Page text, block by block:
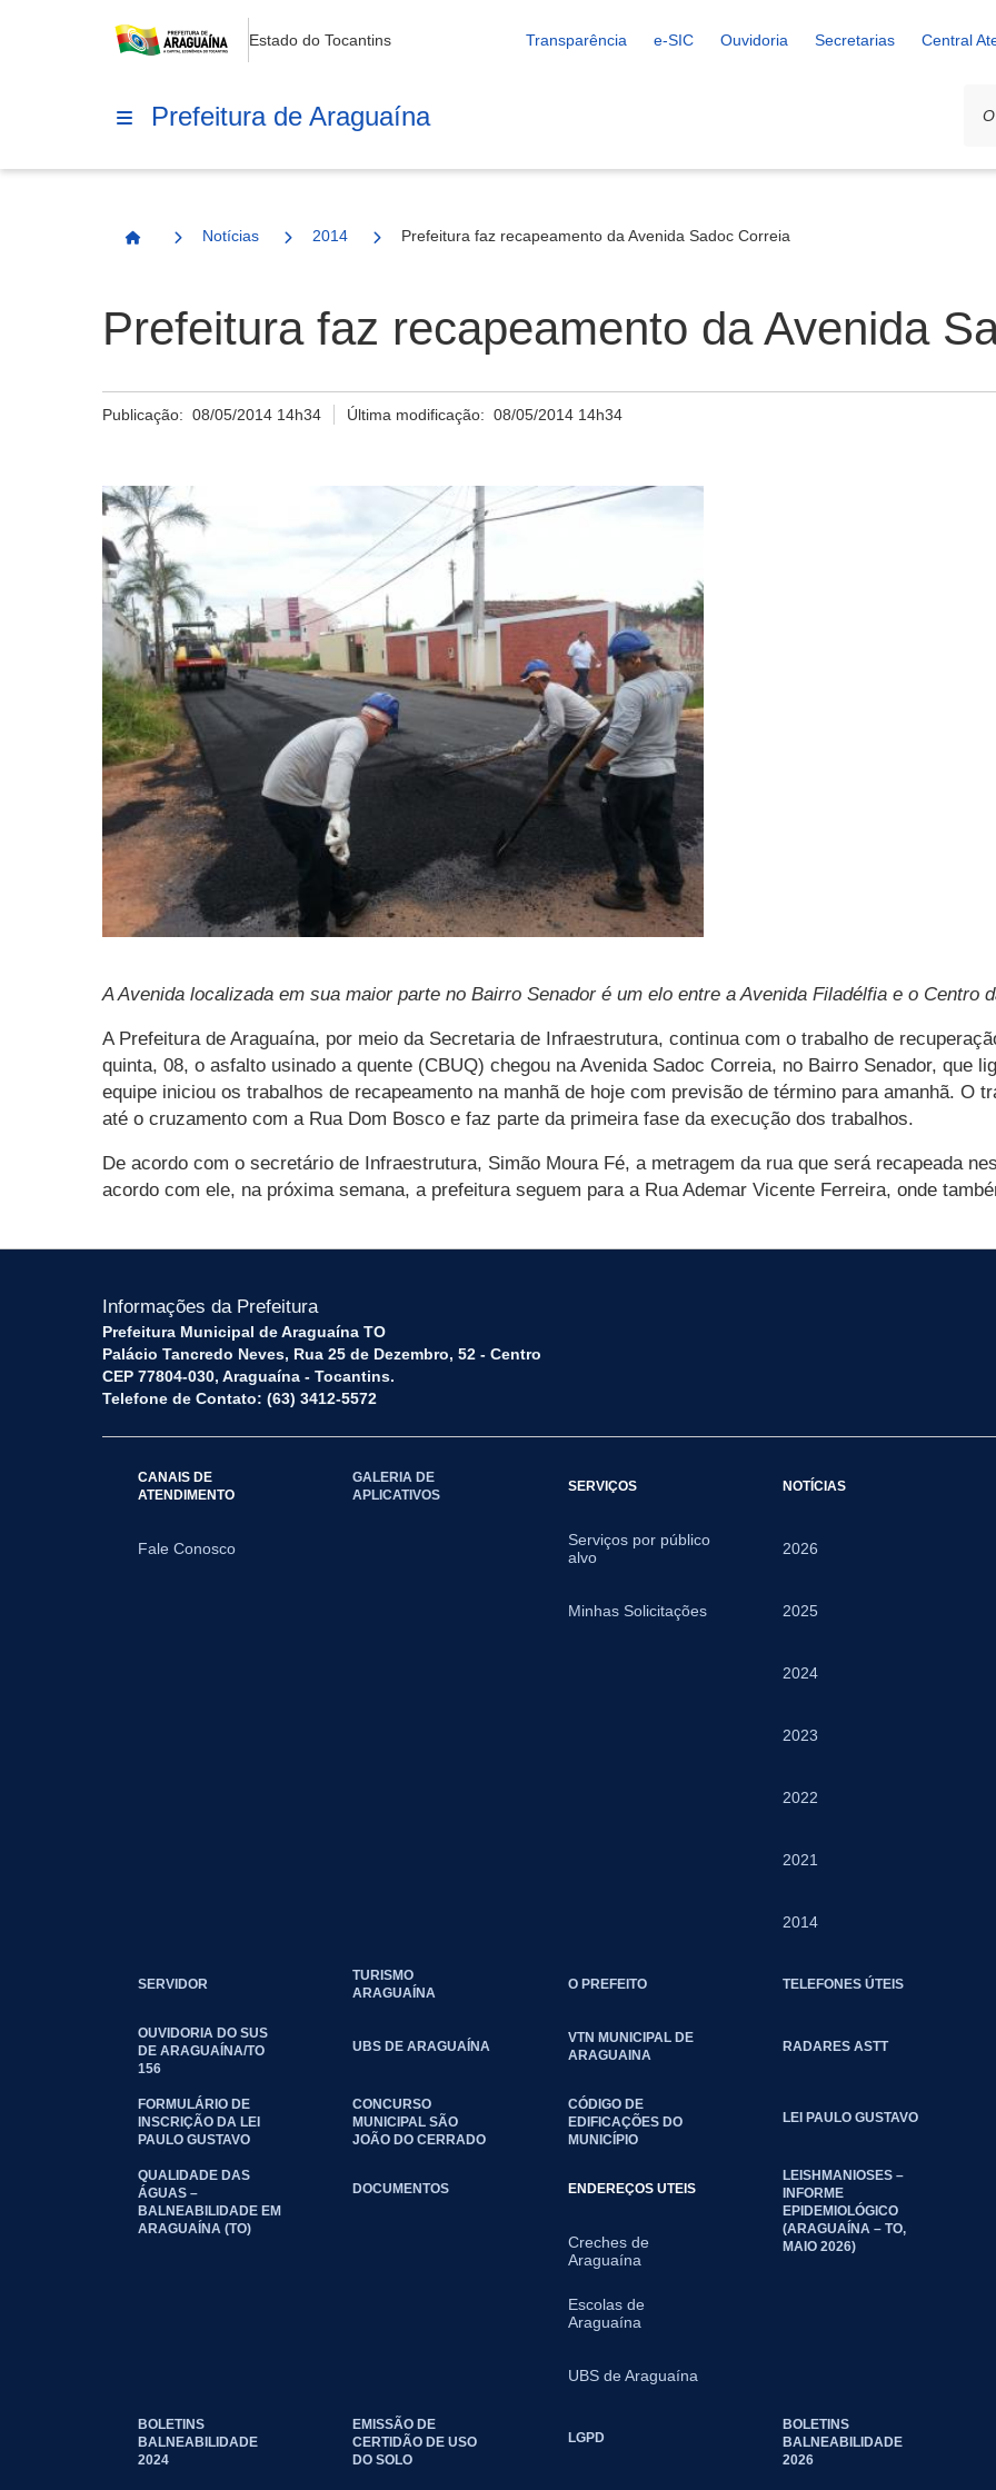
Estado do Tocantins Transparência e-SIC Ouvidoria Secretarias Central
Prefeitura de Araguaína
Página Inicial
Notícias 2014 Prefeitura faz recapeamento da Avenida Sadoc Correia
Prefeitura faz recapeamento da Avenida
Publicação: 08/05/2014 14h34 Última modificação:08/05/2014 14h34
A Avenida localizada em sua maior parte no Bairro Senador é um elo entre a Avenida Filadélfia e o Centro
A Prefeitura de Araguaína, por meio da Secretaria de Infraestrutura, continua com o trabalho de
quinta, 08, o asfalto usinado a quente (CBUQ) chegou na Avenida Sadoc Correia, no Bairro Senador, que
equipe iniciou os trabalhos de recapeamento na manhã de hoje com previsão de término para amanhã. O
até o cruzamento com a Rua Dom Bosco e faz parte da primeira fase da execução dos trabalhos.
De acordo com o secretário de Infraestrutura, Simão Moura Fé, a metragem da rua que será recapeada
acordo com ele, na próxima semana, a prefeitura seguem para a Rua Ademar Vicente Ferreira, onde
Informações da Prefeitura
Prefeitura Municipal de Araguaína TO
Palácio Tancredo Neves, Rua 25 de Dezembro, 52 - Centro
CEP 77804-030, Araguaína - Tocantins.
Telefone de Contato: (63) 3412-5572
CANAIS DE
ATENDIMENTO
Fale Conosco
GALERIA DE
APLICATIVOS
SERVIÇOS
Serviços por público
alvo
Minhas Solicitações
NOTÍCIAS
2026
2025
2024
2023
2022
2021
2014
SERVIDOR
TURISMO
ARAGUAÍNA
O PREFEITO TELEFONES ÚTEIS
OUVIDORIA DO SUS
DE ARAGUAÍNA/TO
156
UBS DE ARAGUAÍNA
VTN MUNICIPAL DE
ARAGUAINA
RADARES ASTT
FORMULÁRIO DE
INSCRIÇÃO DA LEI
PAULO GUSTAVO
CONCURSO
MUNICIPAL SÃO
JOÃO DO CERRADO
CÓDIGO DE
EDIFICAÇÕES DO
MUNICÍPIO
LEI PAULO GUSTAVO
QUALIDADE DAS
ÁGUAS –
BALNEABILIDADE EM
ARAGUAÍNA (TO)
DOCUMENTOS ENDEREÇOS UTEIS
Creches de
Araguaína
Escolas de
Araguaína
UBS de Araguaína
LEISHMANIOSES –
INFORME
EPIDEMIOLÓGICO
(ARAGUAÍNA – TO,
MAIO 2026)
BOLETINS
BALNEABILIDADE
2024
EMISSÃO DE
CERTIDÃO DE USO
DO SOLO
LGPD
BOLETINS
BALNEABILIDADE
2026